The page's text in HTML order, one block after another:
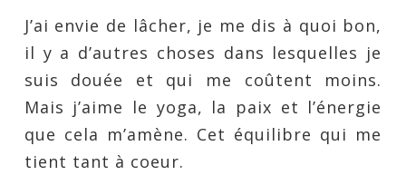
J’ai envie de lâcher, je me dis à quoi bon,
il y a d’autres choses dans lesquelles je
suis douée et qui me coûtent moins.
Mais j’aime le yoga, la paix et l’énergie
que cela m’amène. Cet équilibre qui me
tient tant à coeur.